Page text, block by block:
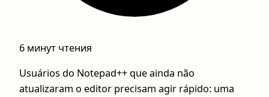
6 минут чтения
Usuários do Notepad++ que ainda não
atualizaram o editor precisam agir rápido: uma